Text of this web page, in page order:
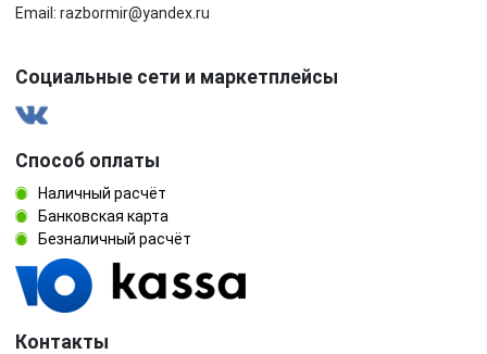
Email: razbormir@yandex.ru
Социальные сети и маркетплейсы
Способ оплаты
Наличный расчёт
Банковская карта
Безналичный расчёт
Контакты